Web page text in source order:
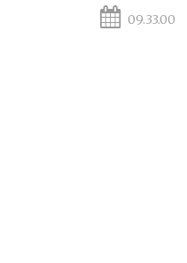
09.33.00